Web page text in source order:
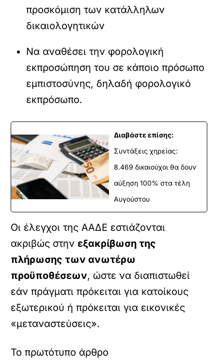
προσκόμιση των κατάλληλων
δικαιολογητικών
Να αναθέσει την φορολογική
εκπροσώπηση του σε κάποιο πρόσωπο
εμπιστοσύνης, δηλαδή φορολογικό
εκπρόσωπο.
Διαβάστε επίσης:
Συντάξεις χηρείας:
8.469 δικαιούχοι θα δουν
αύξηση 100% στα τέλη
Αυγούστου
Οι έλεγχοι της ΑΑΔΕ εστιάζονται
ακριβώς στηνεξακρίβωση της
πλήρωσης των ανωτέρω
προϋποθέσεων, ώστε να διαπιστωθεί
εάν πράγματι πρόκειται για κατοίκους
εξωτερικού ή πρόκειται για εικονικές
«μεταναστεύσεις».
Το πρωτότυπο άρθρο